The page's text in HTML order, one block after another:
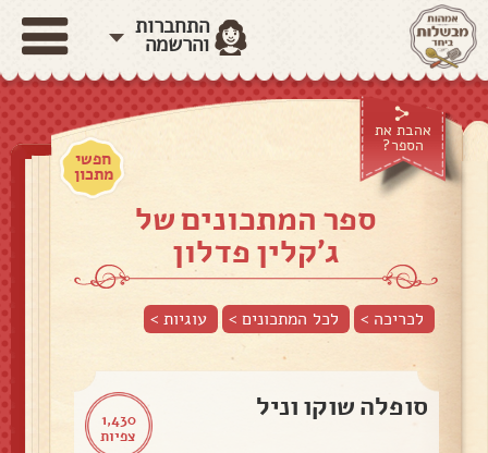
התחברות
והרשמה
אהבת את
הספר?
חפשי
מתכון
ספר המתכונים של
ג'קלין פדלון
לכריכה > לכל המתכונים > עוגיות>
1,430
צפיות
סופלה שוקו וניל